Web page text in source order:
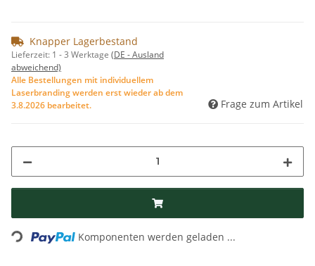
Knapper Lagerbestand
Lieferzeit: 1 - 3 Werktage (DE - Ausland
abweichend)
Alle Bestellungen mit individuellem
Laserbranding werden erst wieder ab dem
3.8.2026 bearbeitet.
Frage zum Artikel
Loading... Komponenten werden geladen ...